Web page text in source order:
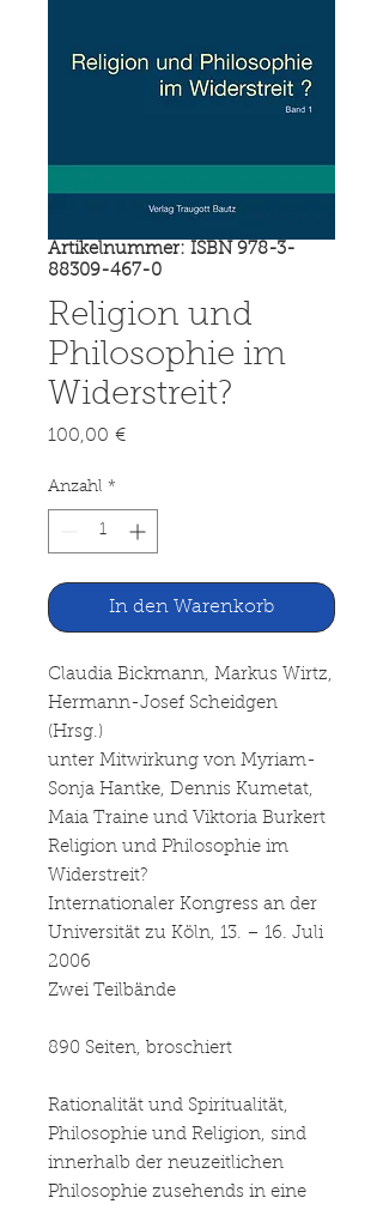
Artikelnummer: ISBN 978-3-
88309-467-0
Religion und
Philosophie im
Widerstreit?
100,00 €Preis
Anzahl *
In den Warenkorb
Claudia Bickmann, Markus Wirtz,
Hermann-Josef Scheidgen
(Hrsg.)
unter Mitwirkung von Myriam-
Sonja Hantke, Dennis Kumetat,
Maia Traine und Viktoria Burkert
Religion und Philosophie im
Widerstreit?
Internationaler Kongress an der
Universität zu Köln, 13. – 16. Juli
2006
Zwei Teilbände
890 Seiten, broschiert
Rationalität und Spiritualität,
Philosophie und Religion, sind
innerhalb der neuzeitlichen
Philosophie zusehends in eine